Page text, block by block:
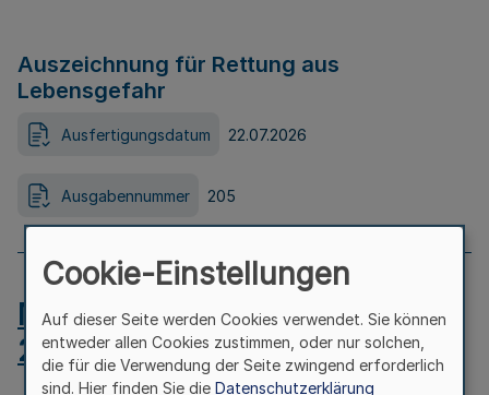
Auszeichnung für Rettung aus
Lebensgefahr
Ausfertigungsdatum 22.07.2026
Ausgabennummer 205
MB.NRW 2026 Nr. 204 vom
24.07.2026
Cookie-Einstellungen
Auf dieser Seite werden Cookies verwendet. Sie können
entweder allen Cookies zustimmen, oder nur solchen,
die für die Verwendung der Seite zwingend erforderlich
sind. Hier finden Sie die Datenschutzerklärung